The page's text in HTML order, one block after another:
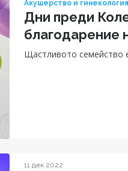
Акушерство и гинекология
Дни преди
благодарение
Щастливото семейство
11 дек 2022